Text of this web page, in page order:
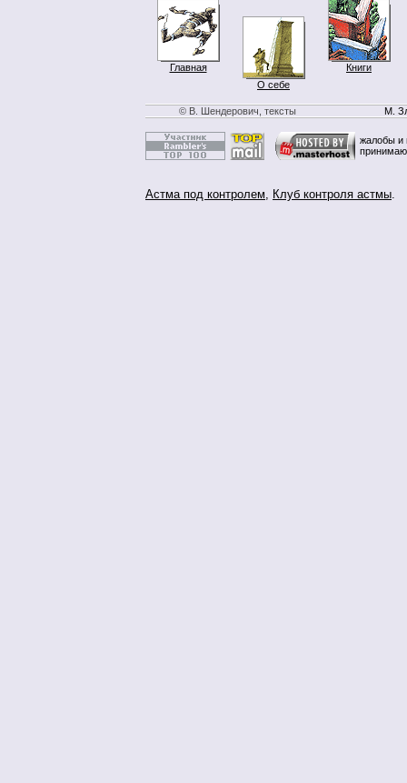
Главная
О себе
Книги
© В. Шендерович, тексты М.
жалобы и
Астма под контролем, Клуб контроля астмы.